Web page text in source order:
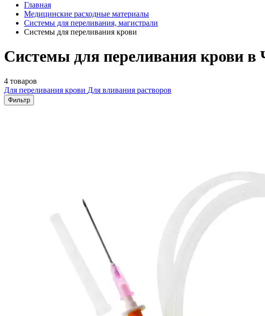
Главная
Медицинские расходные материалы
Системы для переливания, магистрали
Системы для переливания крови
Системы для переливания крови в
4 товаров
Для переливания крови Для вливания растворов
Фильтр